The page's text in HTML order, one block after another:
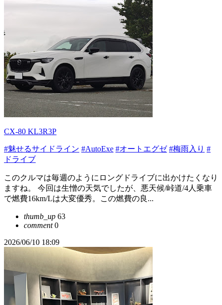
CX-80 KL3R3P
#魅せるサイドライン #AutoExe #オートエグゼ #梅雨入り #
ドライブ
このクルマは毎週のようにロングドライブに出かけたくなり
ますね。 今回は生憎の天気でしたが、悪天候/峠道/4人乗車
で燃費16km/Lは大変優秀。この燃費の良...
thumb_up 63
comment0
2026/06/10 18:09